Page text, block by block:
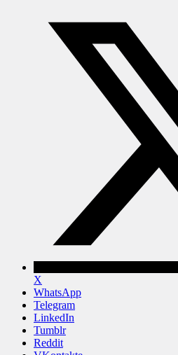
X
WhatsApp
Telegram
LinkedIn
Tumblr
Reddit